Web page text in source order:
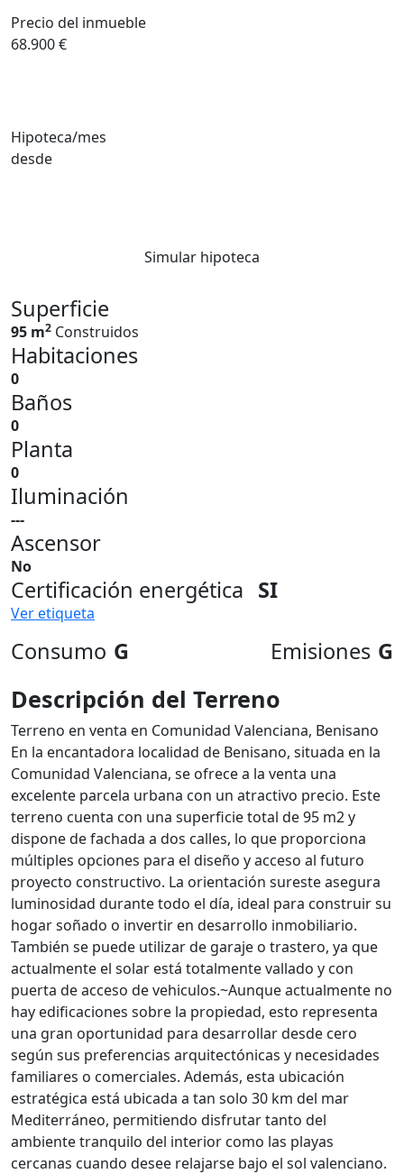
Precio del inmueble
68.900 €
Hipoteca/mes
desde
Simular hipoteca
Superficie
95 m2 Construidos
Habitaciones
0
Baños
0
Planta
0
Iluminación
---
Ascensor
No
Certificación energética SI
Ver etiqueta
Consumo G Emisiones G
Descripción del Terreno
Terreno en venta en Comunidad Valenciana, Benisano
En la encantadora localidad de Benisano, situada en la
Comunidad Valenciana, se ofrece a la venta una
excelente parcela urbana con un atractivo precio. Este
terreno cuenta con una superficie total de 95 m2 y
dispone de fachada a dos calles, lo que proporciona
múltiples opciones para el diseño y acceso al futuro
proyecto constructivo. La orientación sureste asegura
luminosidad durante todo el día, ideal para construir su
hogar soñado o invertir en desarrollo inmobiliario.
También se puede utilizar de garaje o trastero, ya que
actualmente el solar está totalmente vallado y con
puerta de acceso de vehiculos.~Aunque actualmente no
hay edificaciones sobre la propiedad, esto representa
una gran oportunidad para desarrollar desde cero
según sus preferencias arquitectónicas y necesidades
familiares o comerciales. Además, esta ubicación
estratégica está ubicada a tan solo 30 km del mar
Mediterráneo, permitiendo disfrutar tanto del
ambiente tranquilo del interior como las playas
cercanas cuando desee relajarse bajo el sol valenciano.